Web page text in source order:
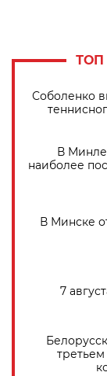
ТОП
Соболенко
В
наиболее
В Минске
7